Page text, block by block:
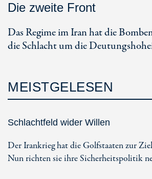
Die zweite Front
Das Regime im Iran hat die
die Schlacht um die
MEISTGELESEN
Schlachtfeld wider Willen
Der Irankrieg hat die Golfstaaten zur
Nun richten sie ihre Sicherheitspolitik